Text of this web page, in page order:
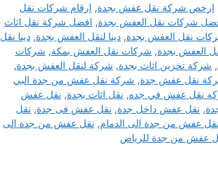
ارخص شركة نقل عفش بجدة, ارقام شركات نقل
شركات نقل العفش بجدة, افضل شركة نقل اثاث
نقل العفش بجدة, دينا لنقل العفش بجدة, دينا نقل
العفش بجدة, شركات نقل العفش بمكة, شركات
, شركة تخزين اثاث بجدة, شركة لنقل العفش بجدة,
نقل عفش جدة, شركة نقل عفش من جدة البي
نقل عفش في جده, نقل اثاث بجدة, نقل عفش
, نقل عفش داخل جدة, نقل عفش فى جدة, نقل
نقل عفش من جدة الى الدمام, نقل عفش من جدة الى
عفش من جدة للرياض